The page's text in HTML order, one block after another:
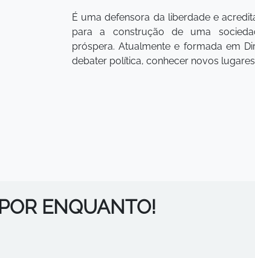
É uma defensora da liberdade e
para a construção de uma
próspera. Atualmente e formada em
debater política, conhecer novos
ENQUANTO!